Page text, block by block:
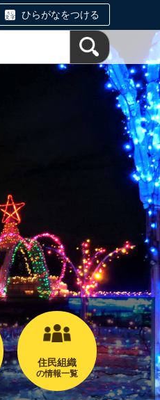
ひらがなをつける
住民組織
の情報一覧